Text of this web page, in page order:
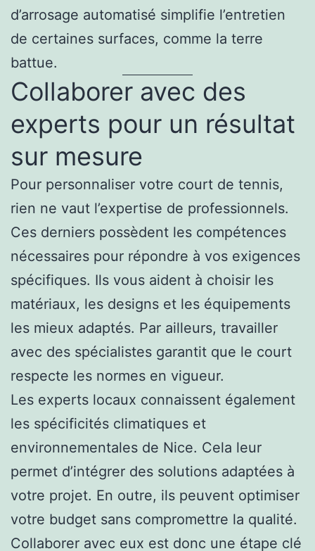
d’arrosage automatisé simplifie l’entretien
de certaines surfaces, comme la terre
battue.
Collaborer avec des
experts pour un résultat
sur mesure
Pour personnaliser votre court de tennis,
rien ne vaut l’expertise de professionnels.
Ces derniers possèdent les compétences
nécessaires pour répondre à vos exigences
spécifiques. Ils vous aident à choisir les
matériaux, les designs et les équipements
les mieux adaptés. Par ailleurs, travailler
avec des spécialistes garantit que le court
respecte les normes en vigueur.
Les experts locaux connaissent également
les spécificités climatiques et
environnementales de Nice. Cela leur
permet d’intégrer des solutions adaptées à
votre projet. En outre, ils peuvent optimiser
votre budget sans compromettre la qualité.
Collaborer avec eux est donc une étape clé